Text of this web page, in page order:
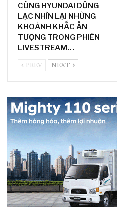
CÙNG HYUNDAI DŨNG
LẠC NHÌN LẠI NHỮNG
KHOẢNH KHẮC ẤN
TƯỢNG TRONG PHIÊN
LIVESTREAM…
PREV NEXT